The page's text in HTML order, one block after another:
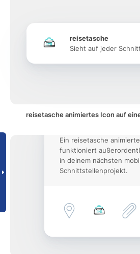
reisetasche
Sieht auf jeder
reisetasche animiertes Icon auf
Ein reisetasche
funktioniert
in deinem nächsten
Schnittstellenprojekt.